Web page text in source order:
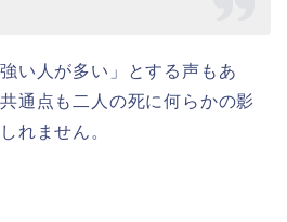
い人が多い」とする声もあ
通点も二人の死に何らかの影
れません。